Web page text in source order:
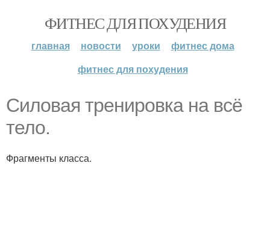
ФИТНЕС ДЛЯ ПОХУДЕНИЯ
главная новости уроки
фитнес дома
фитнес для похудения
Силовая тренировка на всё
тело.
Фрагменты класса.